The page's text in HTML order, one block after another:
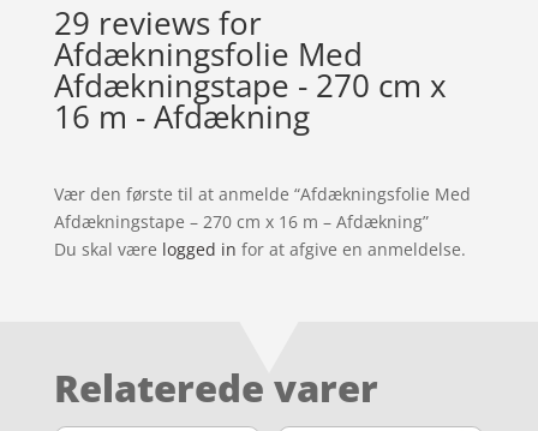
29 reviews for
Afdækningsfolie Med
Afdækningstape - 270 cm x
16 m - Afdækning
Vær den første til at anmelde “Afdækningsfolie Med
Afdækningstape – 270 cm x 16 m – Afdækning”
Du skal være logged in for at afgive en anmeldelse.
Relaterede varer